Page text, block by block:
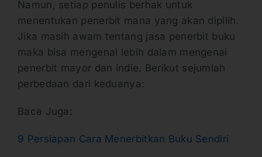
Namun, setiap penulis berhak untuk
menentukan penerbit mana yang akan dipilih.
Jika masih awam tentang jasa penerbit buku
maka bisa mengenal lebih dalam mengenai
penerbit mayor dan indie. Berikut sejumlah
perbedaan dari keduanya:
Baca Juga:
9 Persiapan Cara Menerbitkan Buku Sendiri